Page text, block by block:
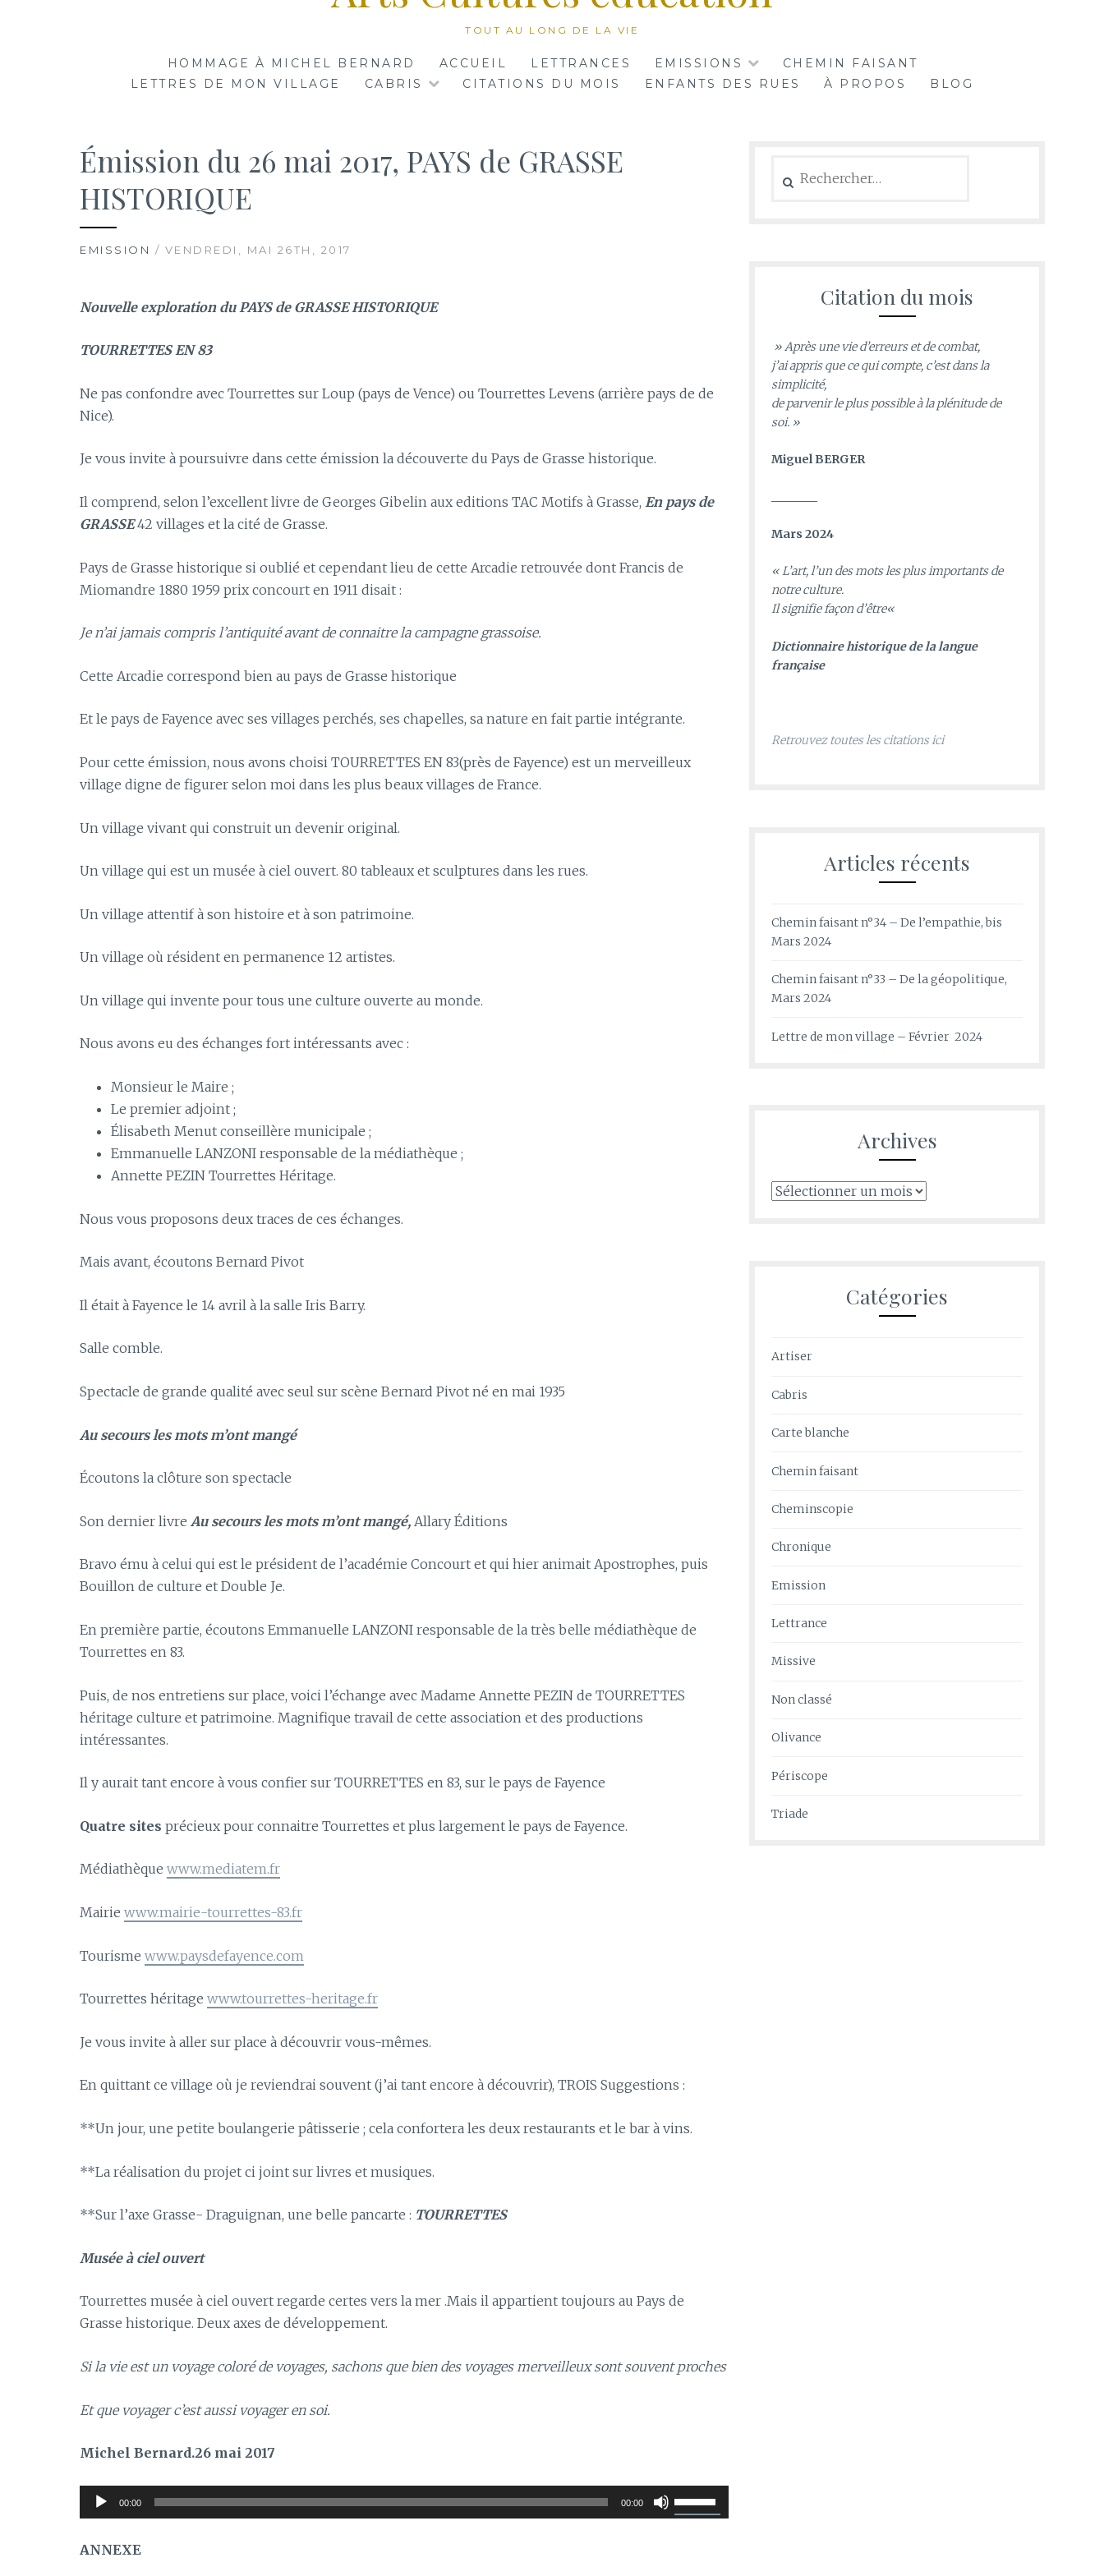
TOUT AU LONG DE LA VIE
HOMMAGE À MICHEL BERNARD ACCUEIL LETTRANCES EMISSIONS
CHEMIN FAISANT
LETTRES DE MON VILLAGE
CABRIS CITATIONS DU MOIS ENFANTS DES RUES À PROPOS BLOG
Émission du 26 mai 2017, PAYS de GRASSE
HISTORIQUE
EMISSION / VENDREDI, MAI 26TH, 2017
Nouvelle exploration du PAYS de GRASSE HISTORIQUE
TOURRETTES EN 83
Ne pas confondre avec Tourrettes sur Loup (pays de Vence) ou Tourrettes Levens (arrière pays de de
Nice).
Je vous invite à poursuivre dans cette émission la découverte du Pays de Grasse historique.
Il comprend, selon l’excellent livre de Georges Gibelin aux editions TAC Motifs à Grasse, En pays de
GRASSE42 villages et la cité de Grasse.
Pays de Grasse historique si oublié et cependant lieu de cette Arcadie retrouvée dont Francis de
Miomandre 1880 1959 prix concourt en 1911 disait :
Je n’ai jamais compris l’antiquité avant de connaitre la campagne grassoise.
Cette Arcadie correspond bien au pays de Grasse historique
Et le pays de Fayence avec ses villages perchés, ses chapelles, sa nature en fait partie intégrante.
Pour cette émission, nous avons choisi TOURRETTES EN 83(près de Fayence) est un merveilleux
village digne de figurer selon moi dans les plus beaux villages de France.
Un village vivant qui construit un devenir original.
Un village qui est un musée à ciel ouvert. 80 tableaux et sculptures dans les rues.
Un village attentif à son histoire et à son patrimoine.
Un village où résident en permanence 12 artistes.
Un village qui invente pour tous une culture ouverte au monde.
Nous avons eu des échanges fort intéressants avec :
Monsieur le Maire ;
Le premier adjoint ;
Élisabeth Menut conseillère municipale ;
Emmanuelle LANZONI responsable de la médiathèque ;
Annette PEZIN Tourrettes Héritage.
Nous vous proposons deux traces de ces échanges.
Mais avant, écoutons Bernard Pivot
Il était à Fayence le 14 avril à la salle Iris Barry.
Salle comble.
Spectacle de grande qualité avec seul sur scène Bernard Pivot né en mai 1935
Au secours les mots m’ont mangé
Écoutons la clôture son spectacle
Son dernier livre Au secours les mots m’ont mangé, Allary Éditions
Bravo ému à celui qui est le président de l’académie Concourt et qui hier animait Apostrophes, puis
Bouillon de culture et Double Je.
En première partie, écoutons Emmanuelle LANZONI responsable de la très belle médiathèque de
Tourrettes en 83.
Puis, de nos entretiens sur place, voici l’échange avec Madame Annette PEZIN de TOURRETTES
héritage culture et patrimoine. Magnifique travail de cette association et des productions
intéressantes.
Il y aurait tant encore à vous confier sur TOURRETTES en 83, sur le pays de Fayence
Quatre sites précieux pour connaitre Tourrettes et plus largement le pays de Fayence.
Médiathèque www.mediatem.fr
Mairie www.mairie-tourrettes-83.fr
Tourisme www.paysdefayence.com
Tourrettes héritage www.tourrettes-heritage.fr
Je vous invite à aller sur place à découvrir vous-mêmes.
En quittant ce village où je reviendrai souvent (j’ai tant encore à découvrir), TROIS Suggestions :
**Un jour, une petite boulangerie pâtisserie ; cela confortera les deux restaurants et le bar à vins.
**La réalisation du projet ci joint sur livres et musiques.
**Sur l’axe Grasse- Draguignan, une belle pancarte : TOURRETTES
Musée à ciel ouvert
Tourrettes musée à ciel ouvert regarde certes vers la mer .Mais il appartient toujours au Pays de
Grasse historique. Deux axes de développement.
Si la vie est un voyage coloré de voyages, sachons que bien des voyages merveilleux sont souvent proches
Et que voyager c’est aussi voyager en soi.
Michel Bernard.26 mai 2017
Lecteur
audio
00:00 00:00
Utilisez
les
ANNEXE
Citation du mois
» Après une vie d’erreurs et de combat,
j’ai appris que ce qui compte, c’est dans la
simplicité,
de parvenir le plus possible à la plénitude de
soi. »
Miguel BERGER
Mars 2024
«L’art, l’un des mots les plus importants de
notre culture.
Il signifie façon d’être«
Dictionnaire historique de la langue
française
Retrouvez toutes les citations ici
Articles récents
Chemin faisant n°34 – De l’empathie, bis
Mars 2024
Chemin faisant n°33 – De la géopolitique,
Mars 2024
Lettre de mon village – Février 2024
Archives
Archives
Catégories
Artiser
Cabris
Carte blanche
Chemin faisant
Cheminscopie
Chronique
Emission
Lettrance
Missive
Non classé
Olivance
Périscope
Triade